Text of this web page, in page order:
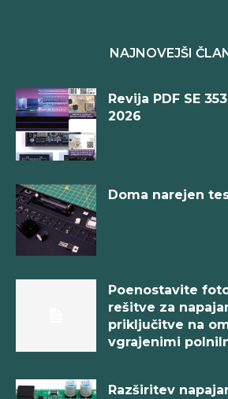
NAJNOVEJŠI
Revija PDF SE
2026
Doma narejen
Poenostavite
rešitve za
priključitve na
vgrajenimi
Razširitev